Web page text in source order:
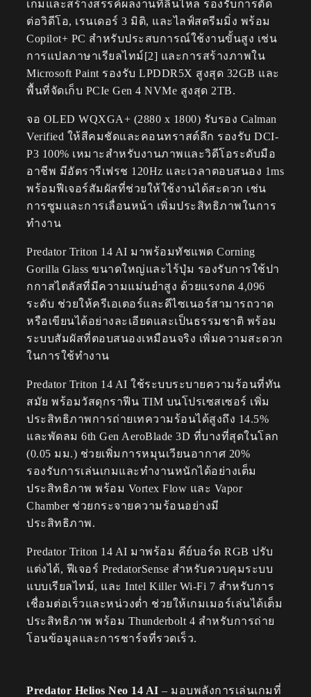
เกมและสร้างสรรค์ผลงานที่ลื่นไหล รองรับการตัด
ต่อวิดีโอ, เรนเดอร์ 3 มิติ, และไลฟ์สตรีมมิ่ง พร้อม
Copilot+ PC สำหรับประสบการณ์ใช้งานขั้นสูง เช่น
การแปลภาษาเรียลไทม์[2] และการสร้างภาพใน
Microsoft Paint รองรับ LPDDR5X สูงสุด 32GB และ
พื้นที่จัดเก็บ PCIe Gen 4 NVMe สูงสุด 2TB.
จอ OLED WQXGA+ (2880 x 1800) รับรอง Calman
Verified ให้สีคมชัดและคอนทราสต์ลึก รองรับ DCI-
P3 100% เหมาะสำหรับงานภาพและวิดีโอระดับมือ
อาชีพ มีอัตรารีเฟรช 120Hz และเวลาตอบสนอง 1ms
พร้อมฟีเจอร์สัมผัสที่ช่วยให้ใช้งานได้สะดวก เช่น
การซูมและการเลื่อนหน้า เพิ่มประสิทธิภาพในการ
ทำงาน
Predator Triton 14 AI มาพร้อมทัชแพด Corning
Gorilla Glass ขนาดใหญ่และไร้ปุ่ม รองรับการใช้ปา
กกาสไตลัสที่มีความแม่นยำสูง ด้วยแรงกด 4,096
ระดับ ช่วยให้ครีเอเตอร์และดีไซเนอร์สามารถวาด
หรือเขียนได้อย่างละเอียดและเป็นธรรมชาติ พร้อม
ระบบสัมผัสที่ตอบสนองเหมือนจริง เพิ่มความสะดวก
ในการใช้ทำงาน
Predator Triton 14 AI ใช้ระบบระบายความร้อนที่ทัน
สมัย พร้อมวัสดุกราฟีน TIM บนโปรเซสเซอร์ เพิ่ม
ประสิทธิภาพการถ่ายเทความร้อนได้สูงถึง 14.5%
และพัดลม 6th Gen AeroBlade 3D ที่บางที่สุดในโลก
(0.05 มม.) ช่วยเพิ่มการหมุนเวียนอากาศ 20%
รองรับการเล่นเกมและทำงานหนักได้อย่างเต็ม
ประสิทธิภาพ พร้อม Vortex Flow และ Vapor
Chamber ช่วยกระจายความร้อนอย่างมี
ประสิทธิภาพ.
Predator Triton 14 AI มาพร้อม คีย์บอร์ด RGB ปรับ
แต่งได้, ฟีเจอร์ PredatorSense สำหรับควบคุมระบบ
แบบเรียลไทม์, และ Intel Killer Wi-Fi 7 สำหรับการ
เชื่อมต่อเร็วและหน่วงต่ำ ช่วยให้เกมเมอร์เล่นได้เต็ม
ประสิทธิภาพ พร้อม Thunderbolt 4 สำหรับการถ่าย
โอนข้อมูลและการชาร์จที่รวดเร็ว.
Predator Helios Neo 14 AI – มอบพลังการเล่นเกมที่